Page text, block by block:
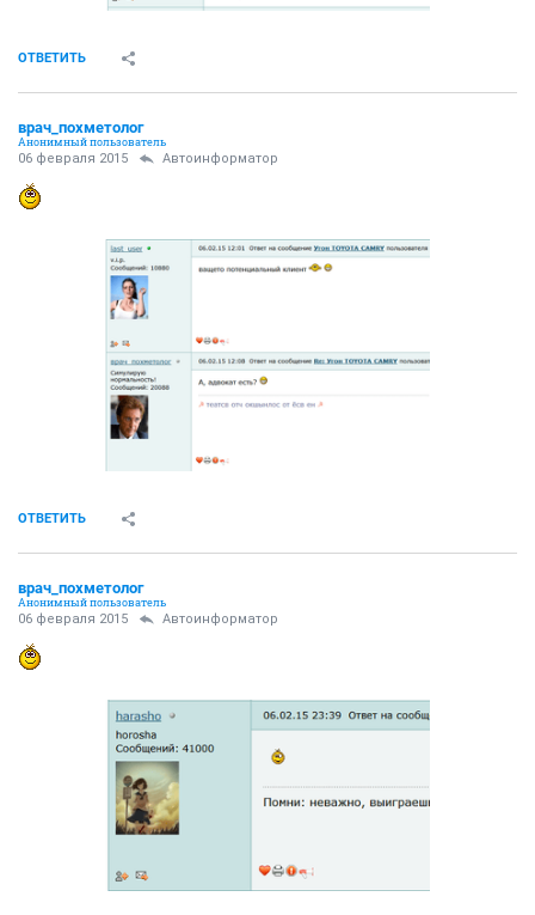
ОТВЕТИТЬ
врач_похметолог
Анонимный пользователь
06 февраля 2015 Автоинформатор
ОТВЕТИТЬ
врач_похметолог
Анонимный пользователь
06 февраля 2015 Автоинформатор